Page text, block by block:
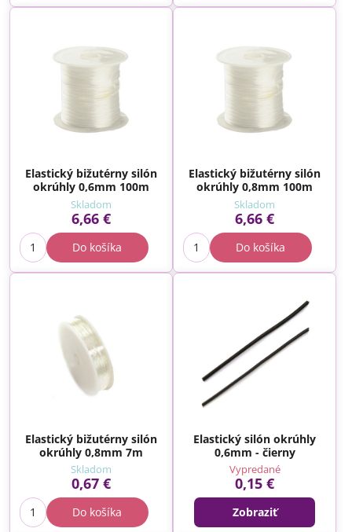
Elastický bižutérny silón
okrúhly 0,6mm 100m
Skladom
6,66 €
Do košíka
Elastický bižutérny silón
okrúhly 0,8mm 100m
Skladom
6,66 €
Do košíka
Elastický bižutérny silón
okrúhly 0,8mm 7m
Skladom
0,67 €
Do košíka
Elastický silón okrúhly
0,6mm - čierny
Vypredané
0,15 €
Zobraziť